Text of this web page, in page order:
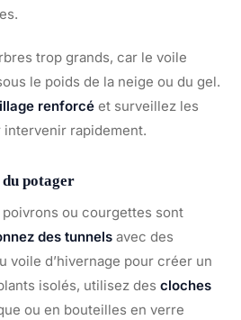
trop grands, car le voile
le poids de la neige ou du gel.
renforcé et surveillez les
rapidement.
du potager
poivrons ou courgettes sont
des tunnels avec des
voile d’hivernage pour créer un
isolés, utilisez des cloches
ou en bouteilles en verre